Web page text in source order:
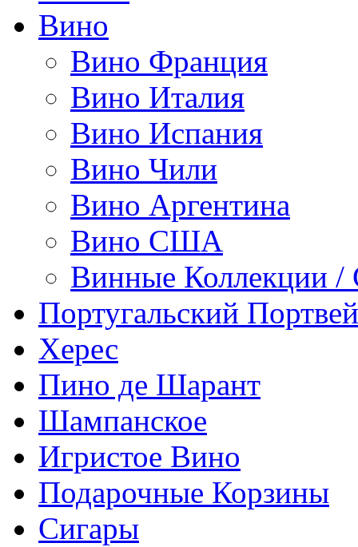
Вино
Вино Франция
Вино Италия
Вино Испания
Вино Чили
Вино Аргентина
Вино США
Винные Коллекции /
Португальский
Херес
Пино де Шарант
Шампанское
Игристое Вино
Подарочные Корзины
Сигары